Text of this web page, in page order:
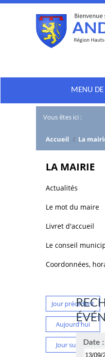
MENU
Vous êtes ici :
Accueil / La
LA MAIRIE
Actualités
Le mot du maire
Livret d'accueil
Le conseil
Coordonnées,
Jour précédent
Aujourd'hui
Jour suivantDate :